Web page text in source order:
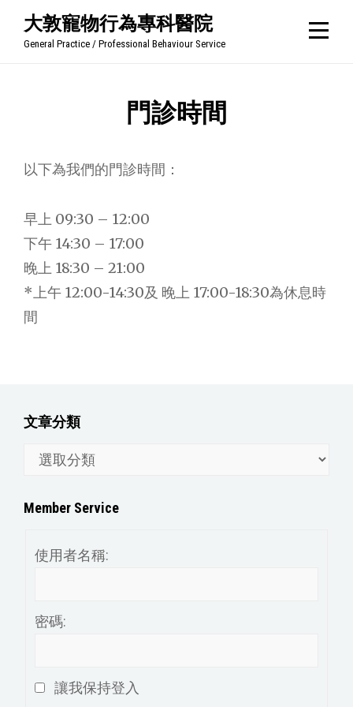
大敦寵物行為專科醫院
General Practice / Professional Behaviour Service
門診時間
以下為我們的門診時間：
早上 09:30 – 12:00
下午 14:30 – 17:00
晚上 18:30 – 21:00
*上午 12:00-14:30及 晚上 17:00-18:30為休息時
間
文章分類
分
Member Service
使用者名稱:
密碼:
讓我保持登入